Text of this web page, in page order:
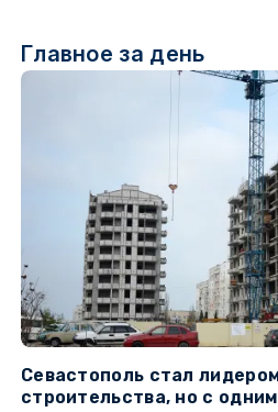
Главное за день
Севастополь стал
строительства, но с